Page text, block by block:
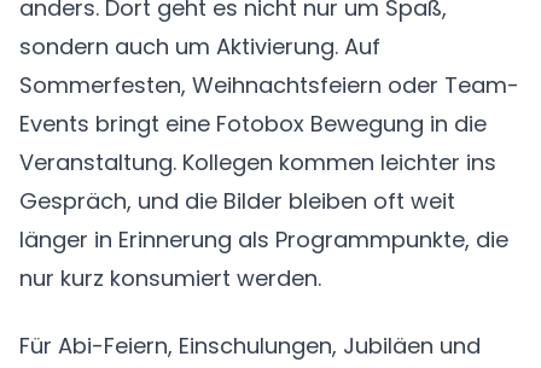
anders. Dort geht es nicht nur um Spaß,
sondern auch um Aktivierung. Auf
Sommerfesten, Weihnachtsfeiern oder Team-
Events bringt eine Fotobox Bewegung in die
Veranstaltung. Kollegen kommen leichter ins
Gespräch, und die Bilder bleiben oft weit
länger in Erinnerung als Programmpunkte, die
nur kurz konsumiert werden.
Für Abi-Feiern, Einschulungen, Jubiläen und